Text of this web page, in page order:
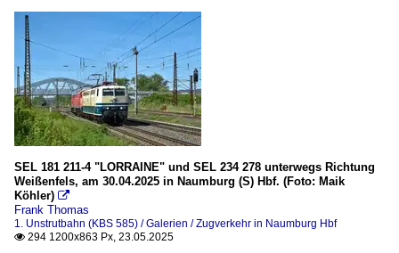
SEL 181 211-4 "LORRAINE" und SEL 234 278 unterwegs Richtung
Weißenfels, am 30.04.2025 in Naumburg (S) Hbf. (Foto: Maik
Köhler) 
Frank Thomas
1. Unstrutbahn (KBS 585) / Galerien / Zugverkehr in Naumburg Hbf
 294 1200x863 Px, 23.05.2025